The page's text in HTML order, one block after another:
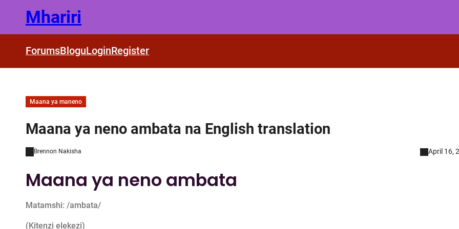
content
Mhariri
ForumsBloguLoginRegister
Maana ya maneno
Maana ya neno ambata na English translation
Brennon Nakisha April 16,
Maana ya neno ambata
Matamshi: /ambata/
(Kitenzi elekezi)